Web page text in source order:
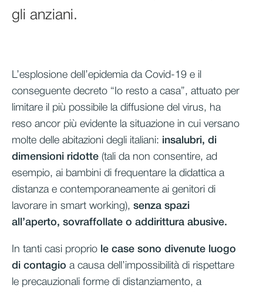
gli anziani.
L’esplosione dell’epidemia da Covid-19 e il
conseguente decreto “Io resto a casa”, attuato per
limitare il più possibile la diffusione del virus, ha
reso ancor più evidente la situazione in cui versano
molte delle abitazioni degli italiani: insalubri, di
dimensioni ridotte (tali da non consentire, ad
esempio, ai bambini di frequentare la didattica a
distanza e contemporaneamente ai genitori di
lavorare in smart working), senza spazi
all’aperto, sovraffollate o addirittura abusive.
In tanti casi proprio le case sono divenute luogo
di contagio a causa dell’impossibilità di rispettare
le precauzionali forme di distanziamento, a